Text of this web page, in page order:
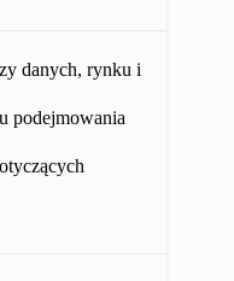
danych, rynku i
podejmowania